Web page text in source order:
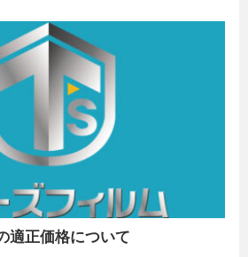
適正価格について